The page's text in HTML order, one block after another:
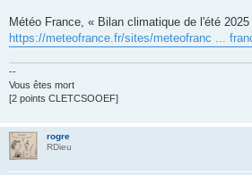
Météo France, « Bilan climatique de l'été 2025
https://meteofrance.fr/sites/meteofranc ...
--
Vous êtes mort
[2 points CLETCSOOEF]
rogre
RDieu